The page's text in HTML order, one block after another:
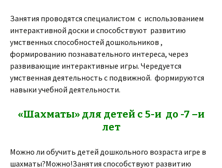
Занятия проводятся специалистом с использованием
интерактивной доски и способствуют развитию
умственных способностей дошкольников ,
формированию познавательного интереса, через
развивающие интерактивные игры. Чередуется
умственная деятельность с подвижной. формируются
навыки учебной деятельности.
«Шахматы» для детей с 5-и до -7 –и
лет
Можно ли обучить детей дошкольного возраста игре в
шахматы?Можно!Занятия способствуют развитию